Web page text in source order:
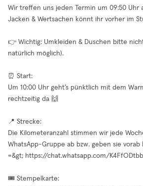
Wir treffen uns jeden Termin um 09:50 Uhr
Jacken & Wertsachen könnt ihr vorher im
👉 Wichtig: Umkleiden & Duschen bitte
natürlich möglich).
⏰ Start:
Um 10:00 Uhr geht’s pünktlich mit dem
rechtzeitig da 🙌
📍 Strecke:
Die Kilometeranzahl stimmen wir jede
WhatsApp-Gruppe ab bzw. geben sie vorab
=&gt; https://chat.whatsapp.com/
🎟️ Stempelkarte: